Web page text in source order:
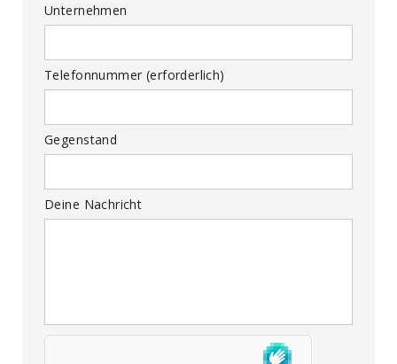
Unternehmen
Telefonnummer (erforderlich)
Gegenstand
Deine Nachricht